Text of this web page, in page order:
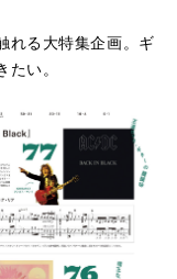
れる大特集企画。ギ
い。